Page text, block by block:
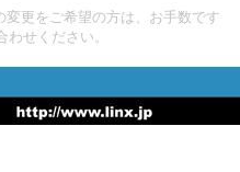
更をご希望の方は、お手数です
せください。